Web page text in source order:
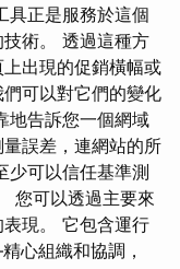
具正是服務於這個
術。 透過這種方
出現的促銷橫幅或
可以對它們的變化
地告訴您一個網域
誤差，連網站的所
少可以信任基準測
您可以透過主要來
現。 它包含運行
心組織和協調，